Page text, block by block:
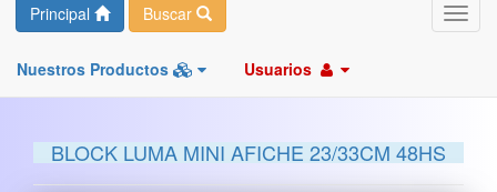
Principal Buscar
Nuestros Productos Usuarios
BLOCK LUMA MINI AFICHE 23/33CM 48HS